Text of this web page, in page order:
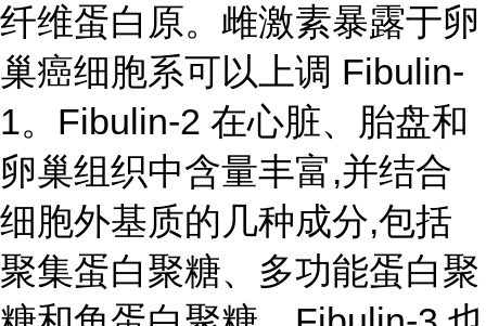
纤维蛋白原。雌激素暴露于卵
巢癌细胞系可以上调 Fibulin-
1。Fibulin-2 在心脏、胎盘和
卵巢组织中含量丰富,并结合
细胞外基质的几种成分,包括
聚集蛋白聚糖、多功能蛋白聚